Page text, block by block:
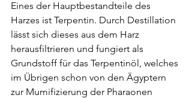
Eines der Hauptbestandteile des
Harzes ist Terpentin. Durch Destillation
lässt sich dieses aus dem Harz
herausfiltrieren und fungiert als
Grundstoff für das Terpentinöl, welches
im Übrigen schon von den Ägyptern
zur Mumifizierung der Pharaonen